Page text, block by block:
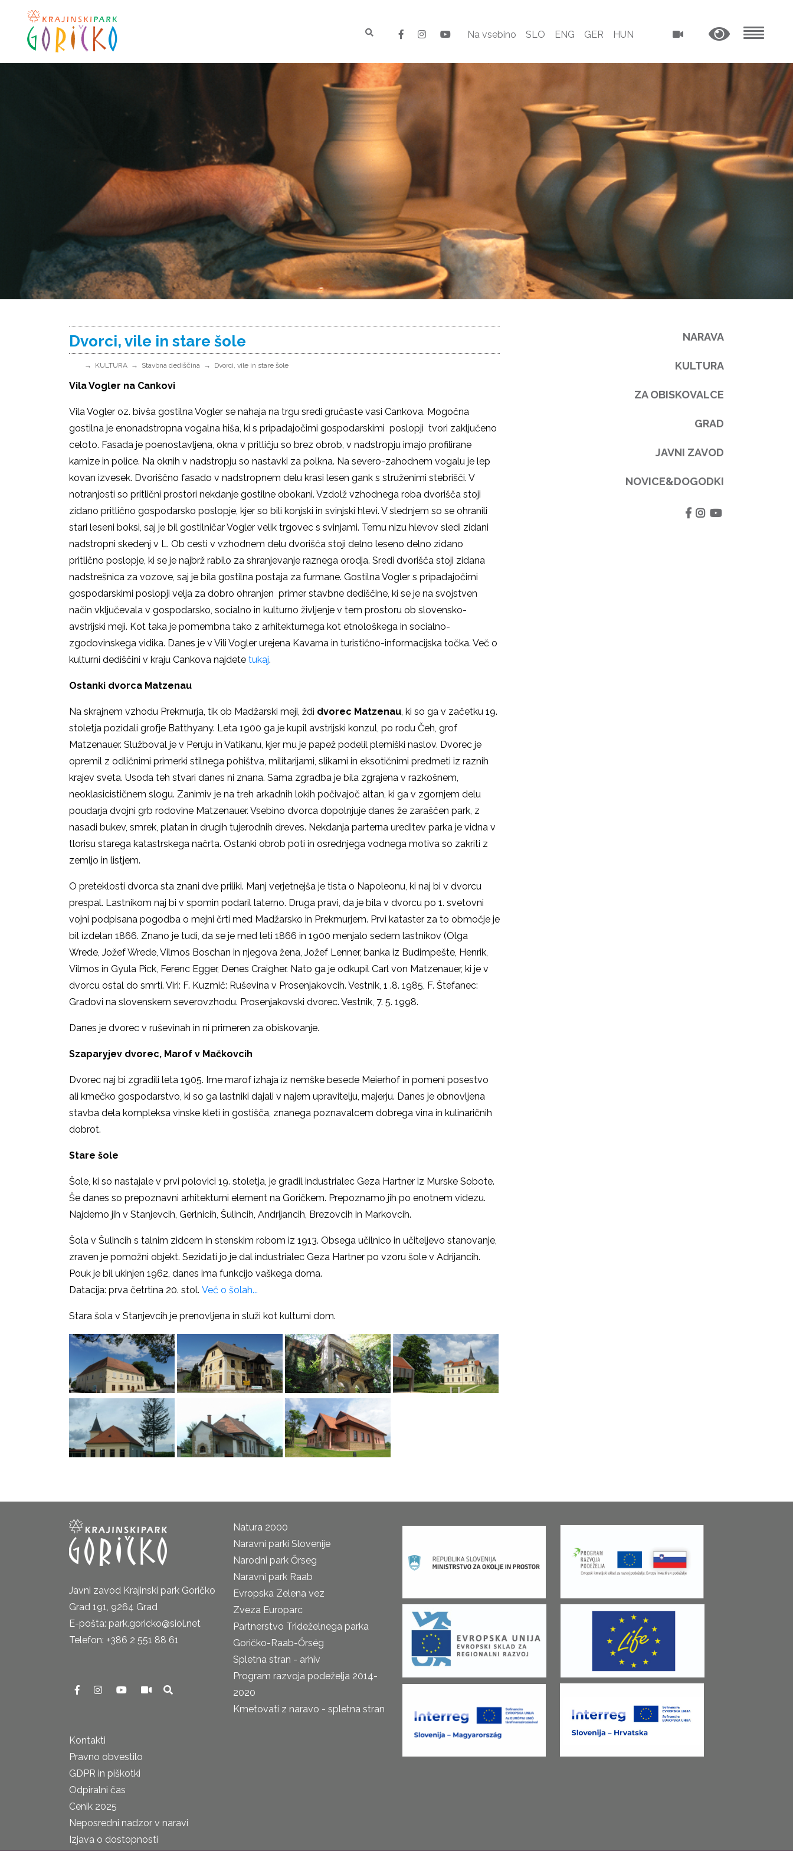
Na vsebino SLO ENG GER HUN
Dvorci, vile in stare šole
KULTURA Stavbna dediščina Dvorci, vile in stare šole
Vila Vogler na Cankovi
Vila Vogler oz. bivša gostilna Vogler se nahaja na trgu sredi gručaste vasi Cankova. Mogočna
gostilna je enonadstropna vogalna hiša, ki s pripadajočimi gospodarskimi poslopji tvori zaključeno
celoto. Fasada je poenostavljena, okna v pritličju so brez obrob, v nadstropju imajo profilirane
karnize in police. Na oknih v nadstropju so nastavki za polkna. Na severo-zahodnem vogalu je lep
kovan izvesek. Dvoriščno fasado v nadstropnem delu krasi lesen gank s struženimi stebrišči. V
notranjosti so pritlični prostori nekdanje gostilne obokani. Vzdolž vzhodnega roba dvorišča stoji
zidano pritlično gospodarsko poslopje, kjer so bili konjski in svinjski hlevi. V slednjem so se ohranili
stari leseni boksi, saj je bil gostilničar Vogler velik trgovec s svinjami. Temu nizu hlevov sledi zidani
nadstropni skedenj v L. Ob cesti v vzhodnem delu dvorišča stoji delno leseno delno zidano
pritlično poslopje, ki se je najbrž rabilo za shranjevanje raznega orodja. Sredi dvorišča stoji zidana
nadstrešnica za vozove, saj je bila gostilna postaja za furmane. Gostilna Vogler s pripadajočimi
gospodarskimi poslopji velja za dobro ohranjen primer stavbne dediščine, ki se je na svojstven
način vključevala v gospodarsko, socialno in kulturno življenje v tem prostoru ob slovensko-
avstrijski meji. Kot taka je pomembna tako z arhitekturnega kot etnološkega in socialno-
zgodovinskega vidika. Danes je v Vili Vogler urejena Kavarna in turistično-informacijska točka. Več o
kulturni dediščini v kraju Cankova najdete tukaj.
Ostanki dvorca Matzenau
Na skrajnem vzhodu Prekmurja, tik ob Madžarski meji, ždi dvorec Matzenau, ki so ga v začetku 19.
stoletja pozidali grofje Batthyany. Leta 1900 ga je kupil avstrijski konzul, po rodu Čeh, grof
Matzenauer. Služboval je v Peruju in Vatikanu, kjer mu je papež podelil plemiški naslov. Dvorec je
opremil z odličnimi primerki stilnega pohištva, militarijami, slikami in eksotičnimi predmeti iz raznih
krajev sveta. Usoda teh stvari danes ni znana. Sama zgradba je bila zgrajena v razkošnem,
neoklasicističnem slogu. Zanimiv je na treh arkadnih lokih počivajoč altan, ki ga v zgornjem delu
poudarja dvojni grb rodovine Matzenauer. Vsebino dvorca dopolnjuje danes že zaraščen park, z
nasadi bukev, smrek, platan in drugih tujerodnih dreves. Nekdanja parterna ureditev parka je vidna v
tlorisu starega katastrskega načrta. Ostanki obrob poti in osrednjega vodnega motiva so zakriti z
zemljo in listjem.
O preteklosti dvorca sta znani dve priliki. Manj verjetnejša je tista o Napoleonu, ki naj bi v dvorcu
prespal. Lastnikom naj bi v spomin podaril laterno. Druga pravi, da je bila v dvorcu po 1. svetovni
vojni podpisana pogodba o mejni črti med Madžarsko in Prekmurjem. Prvi kataster za to območje je
bil izdelan 1866. Znano je tudi, da se je med leti 1866 in 1900 menjalo sedem lastnikov (Olga
Wrede, Jožef Wrede, Vilmos Boschan in njegova žena, Jožef Lenner, banka iz Budimpešte, Henrik,
Vilmos in Gyula Pick, Ferenc Egger, Denes Craigher. Nato ga je odkupil Carl von Matzenauer, ki je v
dvorcu ostal do smrti. Viri: F. Kuzmič: Ruševina v Prosenjakovcih. Vestnik, 1 .8. 1985, F. Štefanec:
Gradovi na slovenskem severovzhodu. Prosenjakovski dvorec. Vestnik, 7. 5. 1998.
Danes je dvorec v ruševinah in ni primeren za obiskovanje.
Szaparyjev dvorec, Marof v Mačkovcih
Dvorec naj bi zgradili leta 1905. Ime marof izhaja iz nemške besede Meierhof in pomeni posestvo
ali kmečko gospodarstvo, ki so ga lastniki dajali v najem upravitelju, majerju. Danes je obnovljena
stavba dela kompleksa vinske kleti in gostišča, znanega poznavalcem dobrega vina in kulinaričnih
dobrot.
Stare šole
Šole, ki so nastajale v prvi polovici 19. stoletja, je gradil industrialec Geza Hartner iz Murske Sobote.
Še danes so prepoznavni arhitekturni element na Goričkem. Prepoznamo jih po enotnem videzu.
Najdemo jih v Stanjevcih, Gerlnicih, Šulincih, Andrijancih, Brezovcih in Markovcih.
Šola v Šulincih s talnim zidcem in stenskim robom iz 1913. Obsega učilnico in učiteljevo stanovanje,
zraven je pomožni objekt. Sezidati jo je dal industrialec Geza Hartner po vzoru šole v Adrijancih.
Pouk je bil ukinjen 1962, danes ima funkcijo vaškega doma.
Datacija: prva četrtina 20. stol. Več o šolah...
Stara šola v Stanjevcih je prenovljena in služi kot kulturni dom.
NARAVA
KULTURA
ZA OBISKOVALCE
GRAD
JAVNI ZAVOD
NOVICE&DOGODKI
Javni zavod Krajinski park Goričko
Grad 191, 9264 Grad
E-pošta: park.goricko@siol.net
Telefon: +386 2 551 88 61
Kontakti
Pravno obvestilo
GDPR in piškotki
Odpiralni čas
Cenik 2025
Neposredni nadzor v naravi
Izjava o dostopnosti
Natura 2000
Naravni parki Slovenije
Narodni park Őrseg
Naravni park Raab
Evropska Zelena vez
Zveza Europarc
Partnerstvo Trideželnega parka
Goričko-Raab-Őrség
Spletna stran - arhiv
Program razvoja podeželja 2014-
2020
Kmetovati z naravo - spletna stran